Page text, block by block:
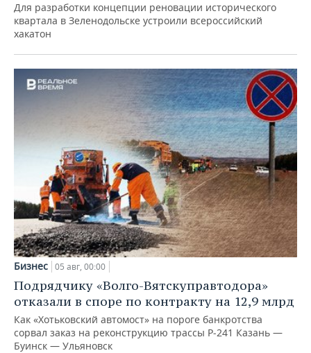
Для разработки концепции реновации исторического
квартала в Зеленодольске устроили всероссийский
хакатон
Бизнес 05 авг, 00:00
Подрядчику «Волго-Вятскуправтодора»
отказали в споре по контракту на 12,9 млрд
Как «Хотьковский автомост» на пороге банкротства
сорвал заказ на реконструкцию трассы Р‑241 Казань —
Буинск — Ульяновск